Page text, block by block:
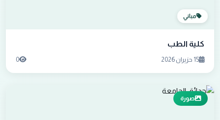
مباني
كلية الطب
15 حزيران 2026 0
صورة